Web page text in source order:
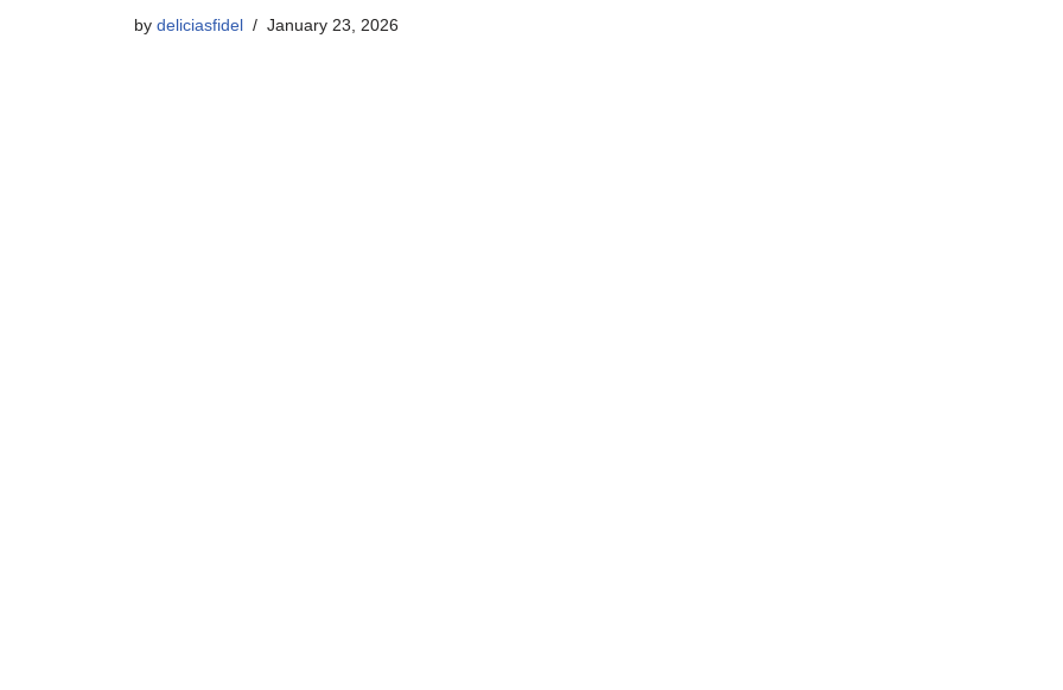
by deliciasfidel January 23, 2026